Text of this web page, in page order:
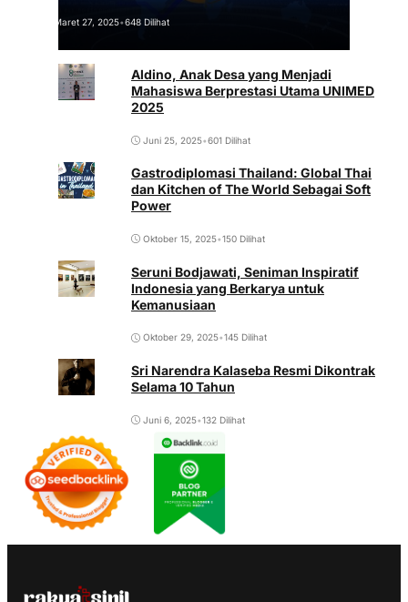
Maret 27, 2025•648 Dilihat
Aldino, Anak Desa yang Menjadi
Mahasiswa Berprestasi Utama UNIMED
2025
Juni 25, 2025•601 Dilihat
Gastrodiplomasi Thailand: Global Thai
dan Kitchen of The World Sebagai Soft
Power
Oktober 15, 2025•150 Dilihat
Seruni Bodjawati, Seniman Inspiratif
Indonesia yang Berkarya untuk
Kemanusiaan
Oktober 29, 2025•145 Dilihat
Sri Narendra Kalaseba Resmi Dikontrak
Selama 10 Tahun
Juni 6, 2025•132 Dilihat